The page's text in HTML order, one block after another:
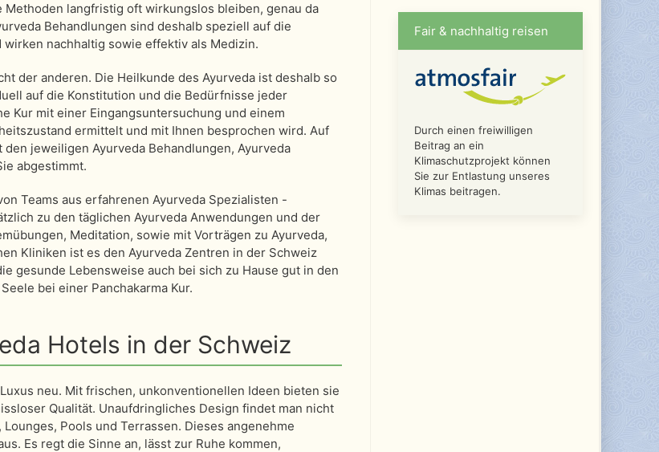
langfristig oft wirkungslos bleiben, genau da
Behandlungen sind deshalb speziell auf die
nachhaltig sowie effektiv als Medizin.
der anderen. Die Heilkunde des Ayurveda ist deshalb so
auf die Konstitution und die Bedürfnisse jeder
Kur mit einer Eingangsuntersuchung und einem
ermittelt und mit Ihnen besprochen wird. Auf
jeweiligen Ayurveda Behandlungen, Ayurveda
abgestimmt.
Teams aus erfahrenen Ayurveda Spezialisten -
zu den täglichen Ayurveda Anwendungen und der
Meditation, sowie mit Vorträgen zu Ayurveda,
Kliniken ist es den Ayurveda Zentren in der Schweiz
gesunde Lebensweise auch bei sich zu Hause gut in den
bei einer Panchakarma Kur.
Hotels in der Schweiz
neu. Mit frischen, unkonventionellen Ideen bieten sie
Qualität. Unaufdringliches Design findet man nicht
Pools und Terrassen. Dieses angenehme
Es regt die Sinne an, lässt zur Ruhe kommen,
Fair & nachhaltig reisen
Durch einen freiwilligen
Beitrag an ein
Klimaschutzprojekt können
Sie zur Entlastung unseres
Klimas beitragen.